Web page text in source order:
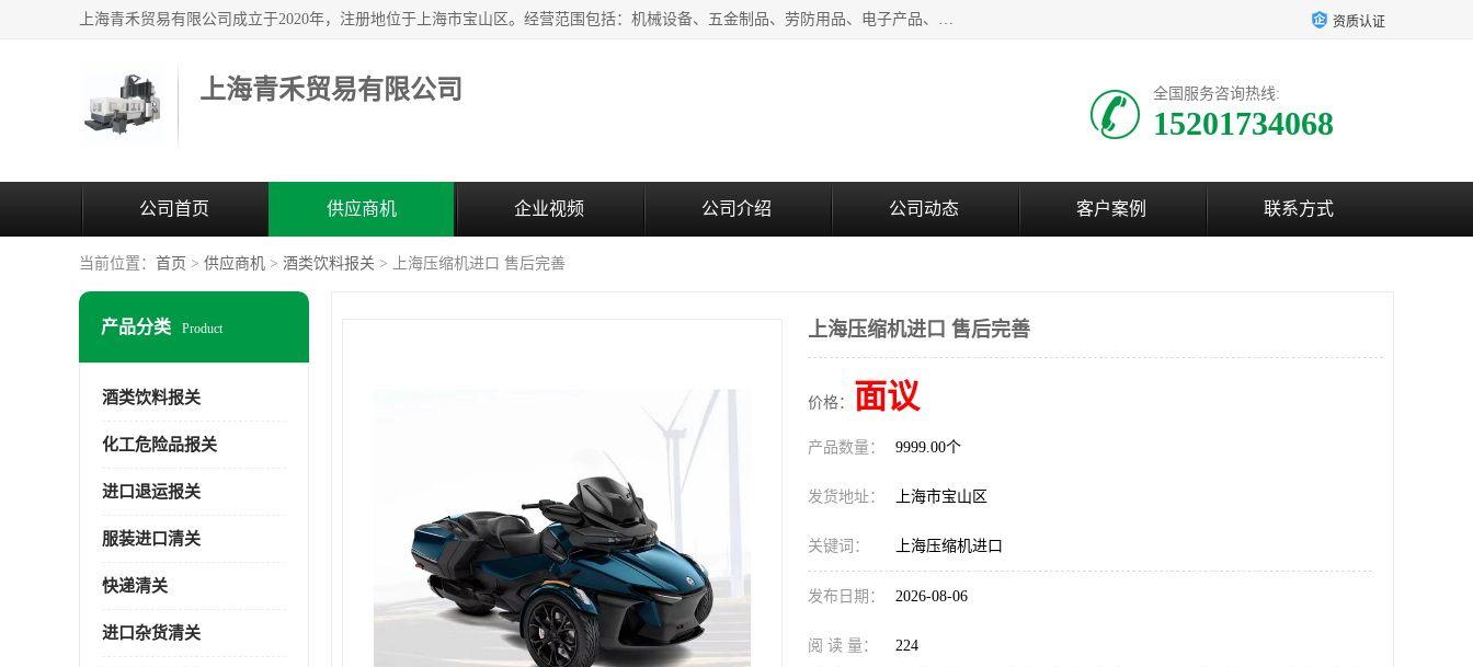
上海青禾贸易有限公司成立于2020年，注册地位于上海市宝山区。经营范围包括：机械设备、五金制品、劳防用品、电子产品、塑胶制品、家具、模具、纺织品、仪器仪表、建筑材料、装饰材料、化工产品、金属制品、机车配件等货物进出口报关、清关服务。 资质认证
上海青禾贸易有限公司 全国服务咨询热线:
15201734068
公司首页 供应商机 企业视频 公司介绍 公司动态 客户案例 联系方式
当前位置： 首页 > 供应商机 > 酒类饮料报关 > 上海压缩机进口 售后完善
产品分类 Product
酒类饮料报关
化工危险品报关
进口退运报关
服装进口清关
快递清关
进口杂货清关
上海压缩机进口 售后完善
价格： 面议
产品数量： 9999.00个
发货地址： 上海市宝山区
关键词： 上海压缩机进口
发布日期： 2026-08-06
阅 读 量： 224